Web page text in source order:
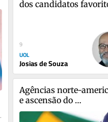
dos candidatos
9
UOL
Josias de Souza
Agências norte-
e ascensão do
neoliberalismo (XIII)